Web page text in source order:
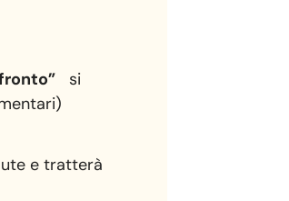
si
e tratterà